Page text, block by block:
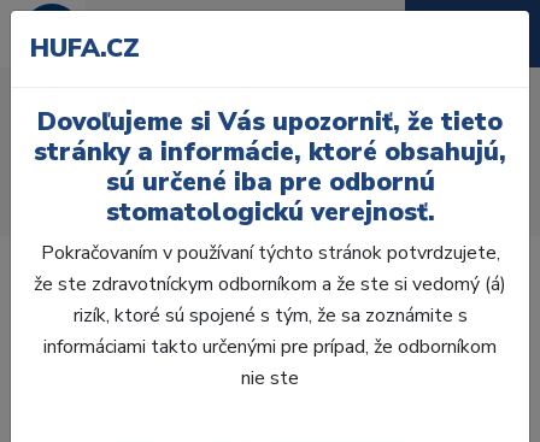
D39, C3
Zuby
AcryRock
AcryRock 1x28 S47-I53-D39, C3
HUFA.CZ
Dovoľujeme si Vás upozorniť, že tieto
stránky a informácie, ktoré obsahujú,
sú určené iba pre odbornú
stomatologickú verejnosť.
Pokračovaním v používaní týchto stránok potvrdzujete,
že ste zdravotníckym odborníkom a že ste si vedomý (á)
rizík, ktoré sú spojené s tým, že sa zoznámite s
informáciami takto určenými pre prípad, že odborníkom
nie ste